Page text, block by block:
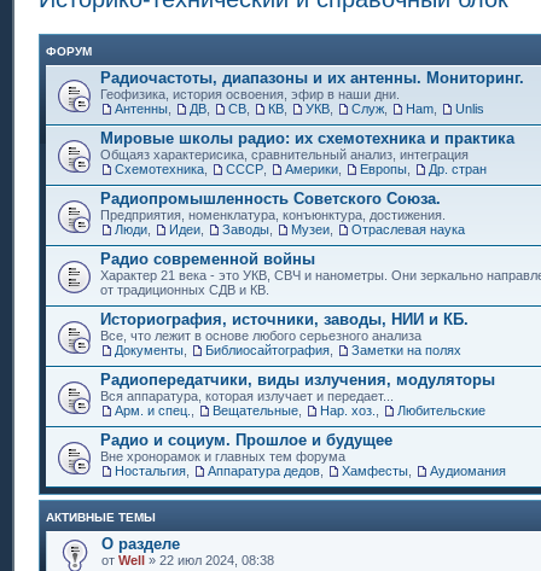
ФОРУМ
Радиочастоты, диапазоны и их антенны. Мониторинг.
Геофизика, история освоения, эфир в наши дни.
Антенны
ДВ СВ КВ УКВ Служ Ham Unlis
Мировые школы радио: их схемотехника и практика
Общаяз характерисика, сравнительный анализ, интеграция
Схемотехника
СССР Америки Европы Др. стран
Радиопромышленность Советского Союза.
Предприятия, номенклатура, конъюнктура, достижения.
Люди
Идеи Заводы Музеи Отраслевая наука
Радио современной войны
Характер 21 века - это УКВ, СВЧ и нанометры. Они зеркально
от традиционных СДВ и КВ.
Историография, источники, заводы, НИИ и КБ.
Все, что лежит в основе любого серьезного анализа
Документы
Библиосайтография Заметки на полях
Радиопередатчики, виды излучения, модуляторы
Вся аппаратура, которая излучает и передает...
Арм. и спец.
Вещательные Нар. хоз. Любительские
Радио и социум. Прошлое и будущее
Вне хронорамок и главных тем форума
Ностальгия
Аппаратура дедов Хамфесты Аудиомания
АКТИВНЫЕ ТЕМЫ
О разделе
от Well » 22 июл 2024, 08:38